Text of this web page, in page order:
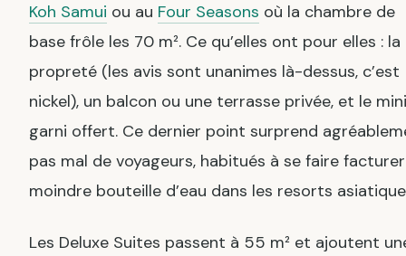
Koh Samui ou au Four Seasons où la chambre de
base frôle les 70 m². Ce qu’elles ont pour elles : la
propreté (les avis sont unanimes là-dessus, c’est
nickel), un balcon ou une terrasse privée, et le
garni offert. Ce dernier point surprend
pas mal de voyageurs, habitués à se faire
moindre bouteille d’eau dans les resorts
Les Deluxe Suites passent à 55 m² et ajoutent